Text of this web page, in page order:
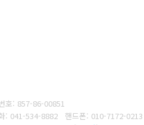
호: 857-86-00851
: 041-534-8882 핸드폰: 010-7172-0213